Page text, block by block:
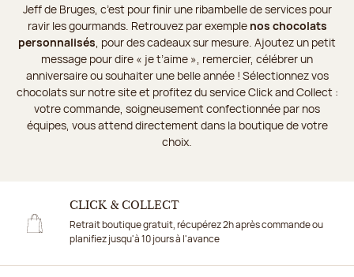
Jeff de Bruges, c’est pour finir une ribambelle de services pour
ravir les gourmands. Retrouvez par exemple nos chocolats
personnalisés , pour des cadeaux sur mesure. Ajoutez un petit
message pour dire « je t’aime », remercier, célébrer un
anniversaire ou souhaiter une belle année ! Sélectionnez vos
chocolats sur notre site et profitez du service Click and Collect :
votre commande, soigneusement confectionnée par nos
équipes, vous attend directement dans la boutique de votre
choix.
CLICK & COLLECT
Retrait boutique gratuit, récupérez 2h après commande ou
planifiez jusqu'à 10 jours à l'avance